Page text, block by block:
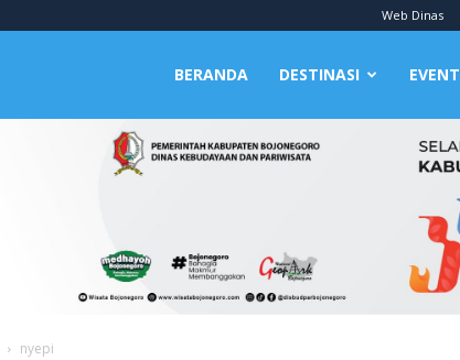
Web Dinas
BERANDA DESTINASI EVENT
nyepi